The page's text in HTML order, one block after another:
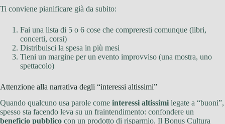
Ti conviene pianificare già da subito:
Fai una lista di 5 o 6 cose che compreresti comunque (libri,
concerti, corsi)
Distribuisci la spesa in più mesi
Tieni un margine per un evento improvviso (una mostra, uno
spettacolo)
Attenzione alla narrativa degli “interessi altissimi”
Quando qualcuno usa parole come interessi altissimi legate a “buoni”,
spesso sta facendo leva su un fraintendimento: confondere un
beneficio pubblico con un prodotto di risparmio. Il Bonus Cultura